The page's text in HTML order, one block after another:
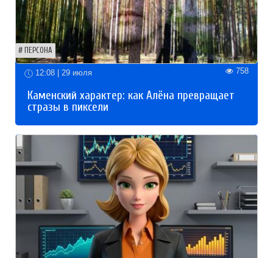
ПЕРСОНА
12:08 | 29 июля 758
Каменский характер: как Алёна превращает
стразы в пиксели